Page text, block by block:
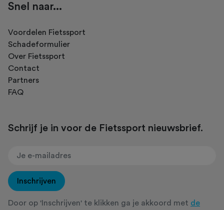
Snel naar...
Voordelen Fietssport
Schadeformulier
Over Fietssport
Contact
Partners
FAQ
Schrijf je in voor de Fietssport nieuwsbrief.
Inschrijven
Door op 'Inschrijven' te klikken ga je akkoord met de